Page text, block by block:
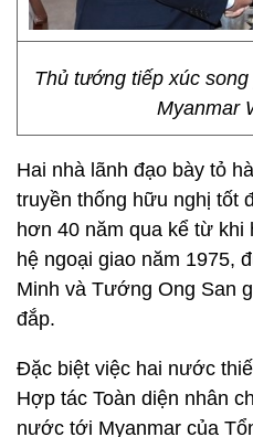
Thủ tướng tiếp xúc
Myanmar
Hai nhà lãnh đạo bày tỏ
truyền thống hữu nghị tốt
hơn 40 năm qua kể từ
hệ ngoại giao năm 1975,
Minh và Tướng Ong San
đắp.
Đặc biệt việc hai nước
Hợp tác Toàn diện nhân
nước tới Myanmar của